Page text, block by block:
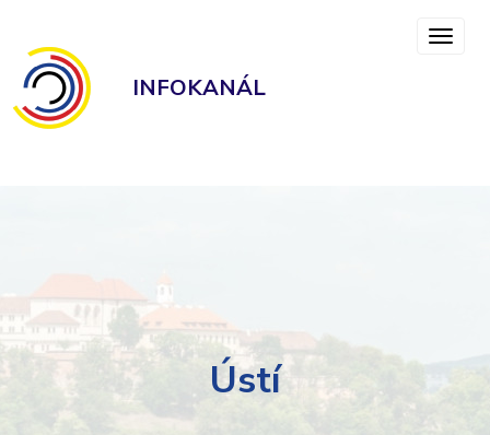
INFOKANÁL
Ústí